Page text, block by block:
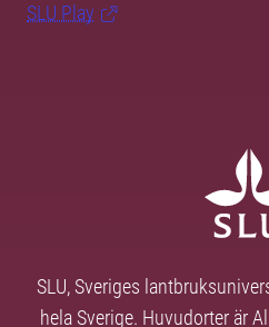
SLU Play
SLU, Sveriges
hela Sverige. Huvudorter är